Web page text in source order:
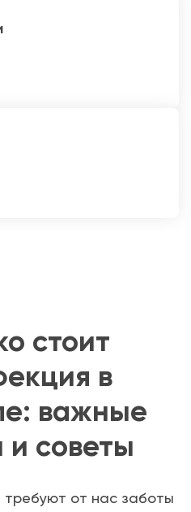
стоит
в
важные
и советы
от нас заботы